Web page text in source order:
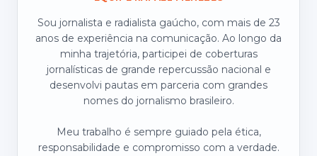
Sou jornalista e radialista gaúcho, com mais de 23
anos de experiência na comunicação. Ao longo da
minha trajetória, participei de coberturas
jornalísticas de grande repercussão nacional e
desenvolvi pautas em parceria com grandes
nomes do jornalismo brasileiro.
Meu trabalho é sempre guiado pela ética,
responsabilidade e compromisso com a verdade.